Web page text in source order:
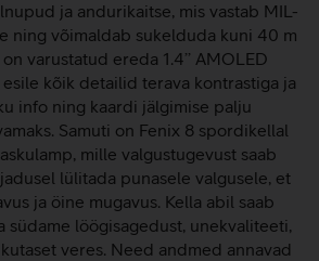
ja andurikaitse, mis vastab MIL-
ning võimaldab sukelduda kuni 40 m
varustatud ereda 1.4’’ AMOLED
kõik detailid terava kontrastiga ja
info ning kaardi jälgimise palju
Samuti on Fenix 8 spordikellal
mille valgustugevust saab
lülitada punasele valgusele, et
ja öine mugavus. Kella abil saab
südame löögisagedust, unekvaliteeti,
veres. Need andmed annavad